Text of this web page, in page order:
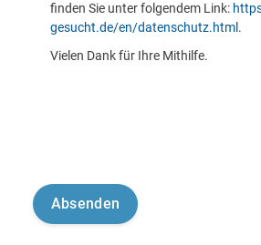
finden Sie unter folgendem Link:
gesucht.de/en/datenschutz.html .
Vielen Dank für Ihre Mithilfe.